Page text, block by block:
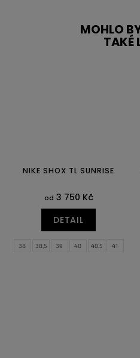
MOHLO
TAKÉ
NIKE SHOX TL SUNRISE
od 3 750 Kč
DETAIL
38 38,5 39 40 40,5
41